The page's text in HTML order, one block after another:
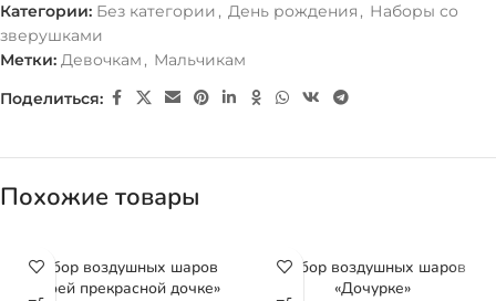
Категории: Без категории , День рождения , Наборы со
зверушками
Метки: Девочкам , Мальчикам
Поделиться:
Похожие товары
Набор воздушных шаров
«Моей прекрасной дочке»
Набор воздушных шаров
«Дочурке»